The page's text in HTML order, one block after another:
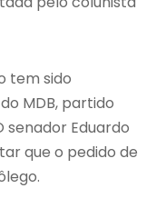
tem sido
MDB, partido
senador Eduardo
que o pedido de